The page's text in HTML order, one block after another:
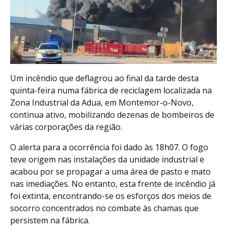
Um incêndio que deflagrou ao final da tarde desta
quinta-feira numa fábrica de reciclagem localizada na
Zona Industrial da Adua, em Montemor-o-Novo,
continua ativo, mobilizando dezenas de bombeiros de
várias corporações da região.
O alerta para a ocorrência foi dado às 18h07. O fogo
teve origem nas instalações da unidade industrial e
acabou por se propagar a uma área de pasto e mato
nas imediações. No entanto, esta frente de incêndio já
foi extinta, encontrando-se os esforços dos meios de
socorro concentrados no combate às chamas que
persistem na fábrica.